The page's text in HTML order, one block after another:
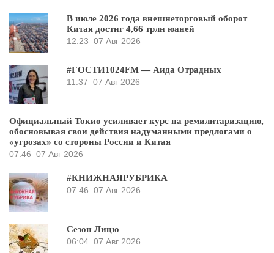
В июле 2026 года внешнеторговый оборот
Китая достиг 4,66 трлн юаней
12:23 07 Авг 2026
#ГОСТИ1024FM — Аида Отрадных
11:37 07 Авг 2026
Официальный Токио усиливает курс на ремилитаризацию,
обосновывая свои действия надуманными предлогами о
«угрозах» со стороны России и Китая
07:46 07 Авг 2026
#КНИЖНАЯРУБРИКА
07:46 07 Авг 2026
Сезон Лицю
06:04 07 Авг 2026